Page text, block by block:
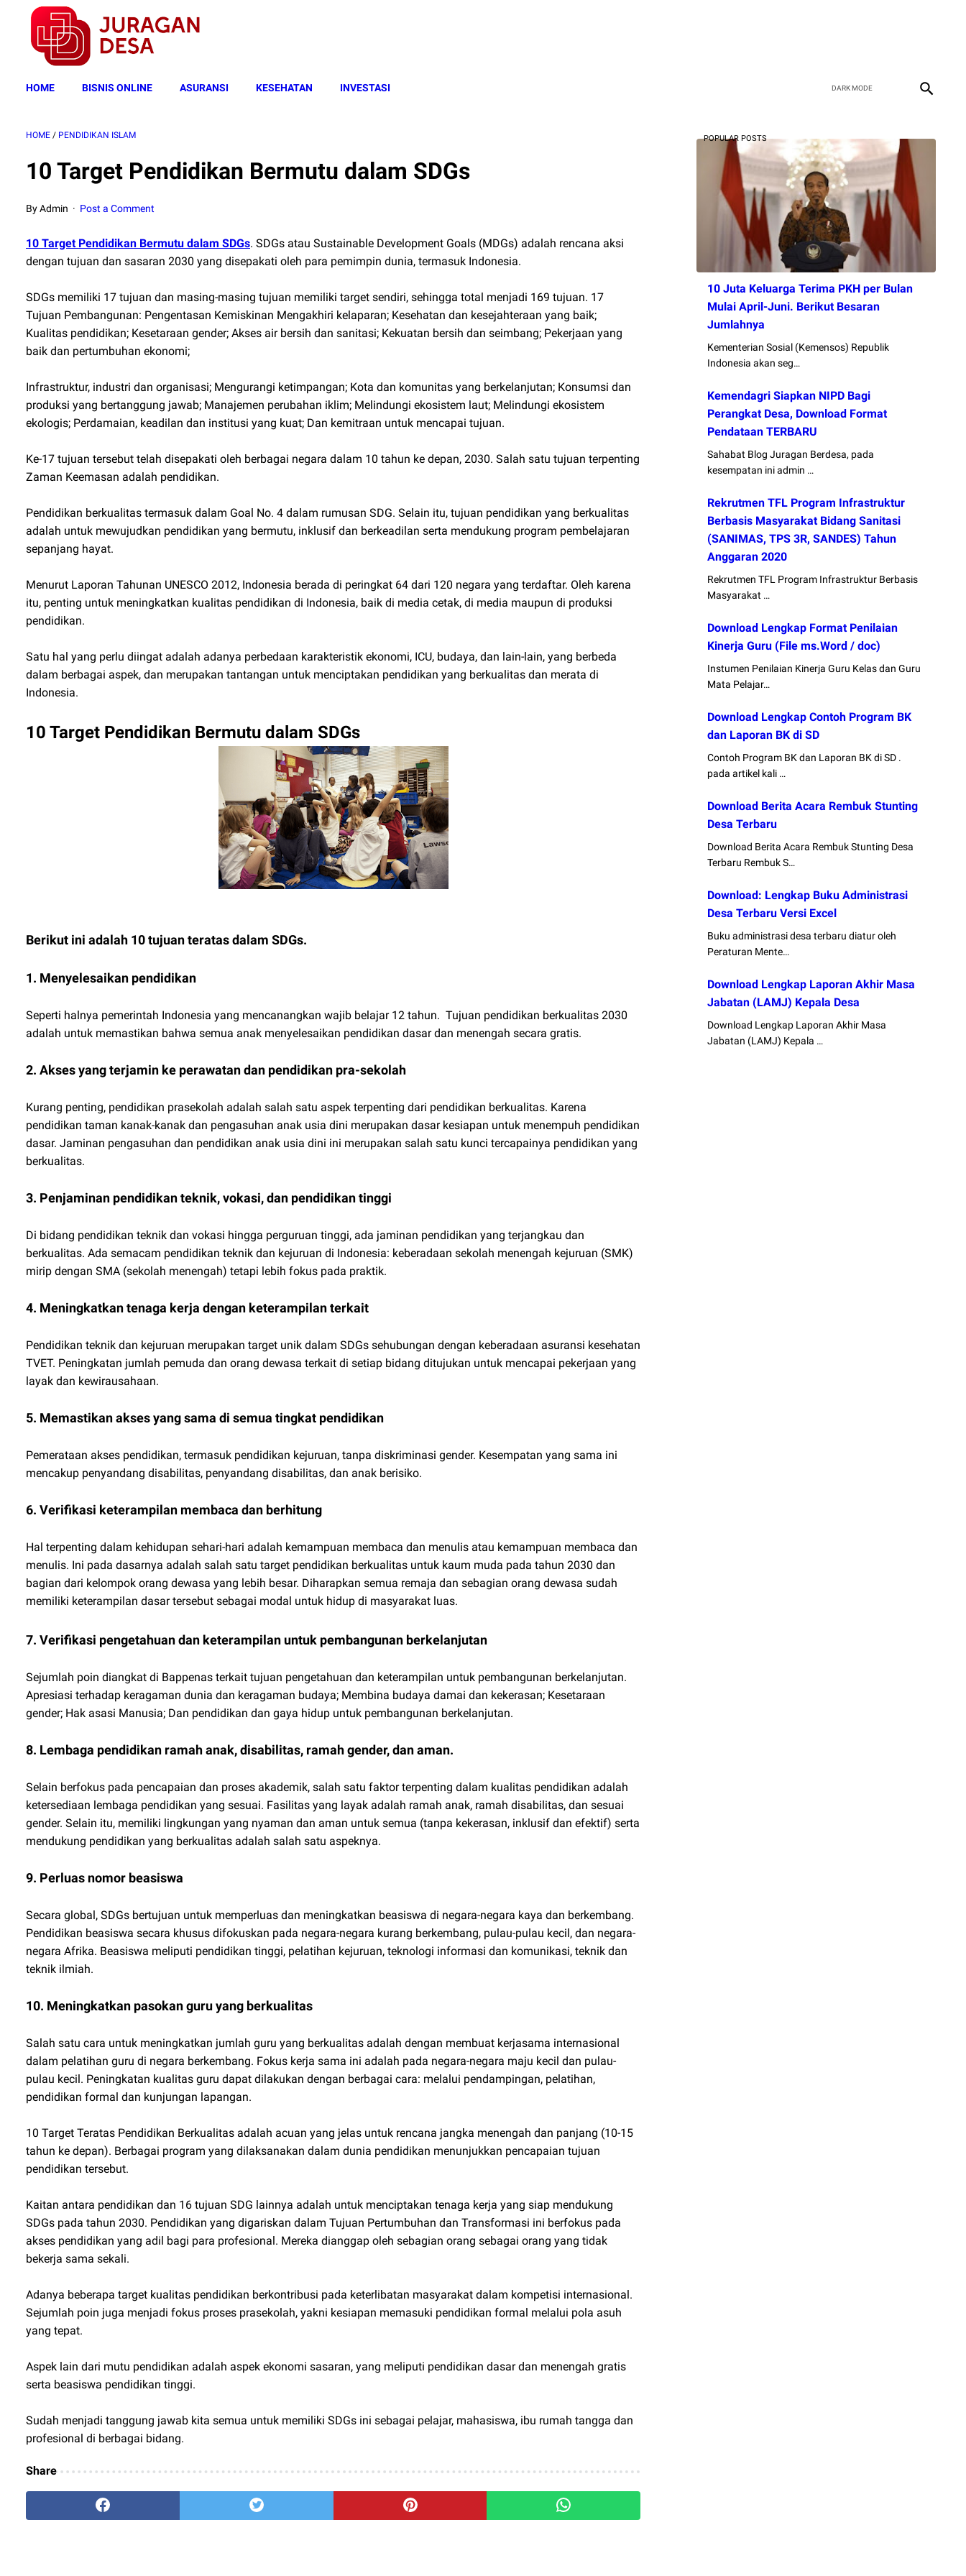
HOME BISNIS ONLINE ASURANSI KESEHATAN INVESTASI
HOME / PENDIDIKAN ISLAM
10 Target Pendidikan Bermutu dalam SDGs
By Admin Post a Comment
10 Target Pendidikan Bermutu dalam SDGs. SDGs atau Sustainable Development Goals (MDGs) adalah rencana aksi
dengan tujuan dan sasaran 2030 yang disepakati oleh para pemimpin dunia, termasuk Indonesia.
SDGs memiliki 17 tujuan dan masing-masing tujuan memiliki target sendiri, sehingga total menjadi 169 tujuan. 17
Tujuan Pembangunan: Pengentasan Kemiskinan Mengakhiri kelaparan; Kesehatan dan kesejahteraan yang baik;
Kualitas pendidikan; Kesetaraan gender; Akses air bersih dan sanitasi; Kekuatan bersih dan seimbang; Pekerjaan yang
baik dan pertumbuhan ekonomi;
Infrastruktur, industri dan organisasi; Mengurangi ketimpangan; Kota dan komunitas yang berkelanjutan; Konsumsi dan
produksi yang bertanggung jawab; Manajemen perubahan iklim; Melindungi ekosistem laut; Melindungi ekosistem
ekologis; Perdamaian, keadilan dan institusi yang kuat; Dan kemitraan untuk mencapai tujuan.
Ke-17 tujuan tersebut telah disepakati oleh berbagai negara dalam 10 tahun ke depan, 2030. Salah satu tujuan terpenting
Zaman Keemasan adalah pendidikan.
Pendidikan berkualitas termasuk dalam Goal No. 4 dalam rumusan SDG. Selain itu, tujuan pendidikan yang berkualitas
adalah untuk mewujudkan pendidikan yang bermutu, inklusif dan berkeadilan serta mendukung program pembelajaran
sepanjang hayat.
Menurut Laporan Tahunan UNESCO 2012, Indonesia berada di peringkat 64 dari 120 negara yang terdaftar. Oleh karena
itu, penting untuk meningkatkan kualitas pendidikan di Indonesia, baik di media cetak, di media maupun di produksi
pendidikan.
Satu hal yang perlu diingat adalah adanya perbedaan karakteristik ekonomi, ICU, budaya, dan lain-lain, yang berbeda
dalam berbagai aspek, dan merupakan tantangan untuk menciptakan pendidikan yang berkualitas dan merata di
Indonesia.
10 Target Pendidikan Bermutu dalam SDGs
Berikut ini adalah 10 tujuan teratas dalam SDGs.
1. Menyelesaikan pendidikan
Seperti halnya pemerintah Indonesia yang mencanangkan wajib belajar 12 tahun. Tujuan pendidikan berkualitas 2030
adalah untuk memastikan bahwa semua anak menyelesaikan pendidikan dasar dan menengah secara gratis.
2. Akses yang terjamin ke perawatan dan pendidikan pra-sekolah
Kurang penting, pendidikan prasekolah adalah salah satu aspek terpenting dari pendidikan berkualitas. Karena
pendidikan taman kanak-kanak dan pengasuhan anak usia dini merupakan dasar kesiapan untuk menempuh pendidikan
dasar. Jaminan pengasuhan dan pendidikan anak usia dini ini merupakan salah satu kunci tercapainya pendidikan yang
berkualitas.
3. Penjaminan pendidikan teknik, vokasi, dan pendidikan tinggi
Di bidang pendidikan teknik dan vokasi hingga perguruan tinggi, ada jaminan pendidikan yang terjangkau dan
berkualitas. Ada semacam pendidikan teknik dan kejuruan di Indonesia: keberadaan sekolah menengah kejuruan (SMK)
mirip dengan SMA (sekolah menengah) tetapi lebih fokus pada praktik.
4. Meningkatkan tenaga kerja dengan keterampilan terkait
Pendidikan teknik dan kejuruan merupakan target unik dalam SDGs sehubungan dengan keberadaan asuransi kesehatan
TVET. Peningkatan jumlah pemuda dan orang dewasa terkait di setiap bidang ditujukan untuk mencapai pekerjaan yang
layak dan kewirausahaan.
5. Memastikan akses yang sama di semua tingkat pendidikan
Pemerataan akses pendidikan, termasuk pendidikan kejuruan, tanpa diskriminasi gender. Kesempatan yang sama ini
mencakup penyandang disabilitas, penyandang disabilitas, dan anak berisiko.
6. Verifikasi keterampilan membaca dan berhitung
Hal terpenting dalam kehidupan sehari-hari adalah kemampuan membaca dan menulis atau kemampuan membaca dan
menulis. Ini pada dasarnya adalah salah satu target pendidikan berkualitas untuk kaum muda pada tahun 2030 dan
bagian dari kelompok orang dewasa yang lebih besar. Diharapkan semua remaja dan sebagian orang dewasa sudah
memiliki keterampilan dasar tersebut sebagai modal untuk hidup di masyarakat luas.
7. Verifikasi pengetahuan dan keterampilan untuk pembangunan berkelanjutan
Sejumlah poin diangkat di Bappenas terkait tujuan pengetahuan dan keterampilan untuk pembangunan berkelanjutan.
Apresiasi terhadap keragaman dunia dan keragaman budaya; Membina budaya damai dan kekerasan; Kesetaraan
gender; Hak asasi Manusia; Dan pendidikan dan gaya hidup untuk pembangunan berkelanjutan.
8. Lembaga pendidikan ramah anak, disabilitas, ramah gender, dan aman.
Selain berfokus pada pencapaian dan proses akademik, salah satu faktor terpenting dalam kualitas pendidikan adalah
ketersediaan lembaga pendidikan yang sesuai. Fasilitas yang layak adalah ramah anak, ramah disabilitas, dan sesuai
gender. Selain itu, memiliki lingkungan yang nyaman dan aman untuk semua (tanpa kekerasan, inklusif dan efektif) serta
mendukung pendidikan yang berkualitas adalah salah satu aspeknya.
9. Perluas nomor beasiswa
Secara global, SDGs bertujuan untuk memperluas dan meningkatkan beasiswa di negara-negara kaya dan berkembang.
Pendidikan beasiswa secara khusus difokuskan pada negara-negara kurang berkembang, pulau-pulau kecil, dan negara-
negara Afrika. Beasiswa meliputi pendidikan tinggi, pelatihan kejuruan, teknologi informasi dan komunikasi, teknik dan
teknik ilmiah.
10. Meningkatkan pasokan guru yang berkualitas
Salah satu cara untuk meningkatkan jumlah guru yang berkualitas adalah dengan membuat kerjasama internasional
dalam pelatihan guru di negara berkembang. Fokus kerja sama ini adalah pada negara-negara maju kecil dan pulau-
pulau kecil. Peningkatan kualitas guru dapat dilakukan dengan berbagai cara: melalui pendampingan, pelatihan,
pendidikan formal dan kunjungan lapangan.
10 Target Teratas Pendidikan Berkualitas adalah acuan yang jelas untuk rencana jangka menengah dan panjang (10-15
tahun ke depan). Berbagai program yang dilaksanakan dalam dunia pendidikan menunjukkan pencapaian tujuan
pendidikan tersebut.
Kaitan antara pendidikan dan 16 tujuan SDG lainnya adalah untuk menciptakan tenaga kerja yang siap mendukung
SDGs pada tahun 2030. Pendidikan yang digariskan dalam Tujuan Pertumbuhan dan Transformasi ini berfokus pada
akses pendidikan yang adil bagi para profesional. Mereka dianggap oleh sebagian orang sebagai orang yang tidak
bekerja sama sekali.
Adanya beberapa target kualitas pendidikan berkontribusi pada keterlibatan masyarakat dalam kompetisi internasional.
Sejumlah poin juga menjadi fokus proses prasekolah, yakni kesiapan memasuki pendidikan formal melalui pola asuh
yang tepat.
Aspek lain dari mutu pendidikan adalah aspek ekonomi sasaran, yang meliputi pendidikan dasar dan menengah gratis
serta beasiswa pendidikan tinggi.
Sudah menjadi tanggung jawab kita semua untuk memiliki SDGs ini sebagai pelajar, mahasiswa, ibu rumah tangga dan
profesional di berbagai bidang.
Share
POPULAR POSTS
10 Juta Keluarga Terima PKH per Bulan
Mulai April-Juni. Berikut Besaran
Jumlahnya
Kementerian Sosial (Kemensos) Republik
Indonesia akan seg…
Kemendagri Siapkan NIPD Bagi
Perangkat Desa, Download Format
Pendataan TERBARU
Sahabat Blog Juragan Berdesa, pada
kesempatan ini admin …
Rekrutmen TFL Program Infrastruktur
Berbasis Masyarakat Bidang Sanitasi
(SANIMAS, TPS 3R, SANDES) Tahun
Anggaran 2020
Rekrutmen TFL Program Infrastruktur Berbasis
Masyarakat …
Download Lengkap Format Penilaian
Kinerja Guru (File ms.Word / doc)
Instumen Penilaian Kinerja Guru Kelas dan Guru
Mata Pelajar…
Download Lengkap Contoh Program BK
dan Laporan BK di SD
Contoh Program BK dan Laporan BK di SD .
pada artikel kali …
Download Berita Acara Rembuk Stunting
Desa Terbaru
Download Berita Acara Rembuk Stunting Desa
Terbaru Rembuk S…
Download: Lengkap Buku Administrasi
Desa Terbaru Versi Excel
Buku administrasi desa terbaru diatur oleh
Peraturan Mente…
Download Lengkap Laporan Akhir Masa
Jabatan (LAMJ) Kepala Desa
Download Lengkap Laporan Akhir Masa
Jabatan (LAMJ) Kepala …